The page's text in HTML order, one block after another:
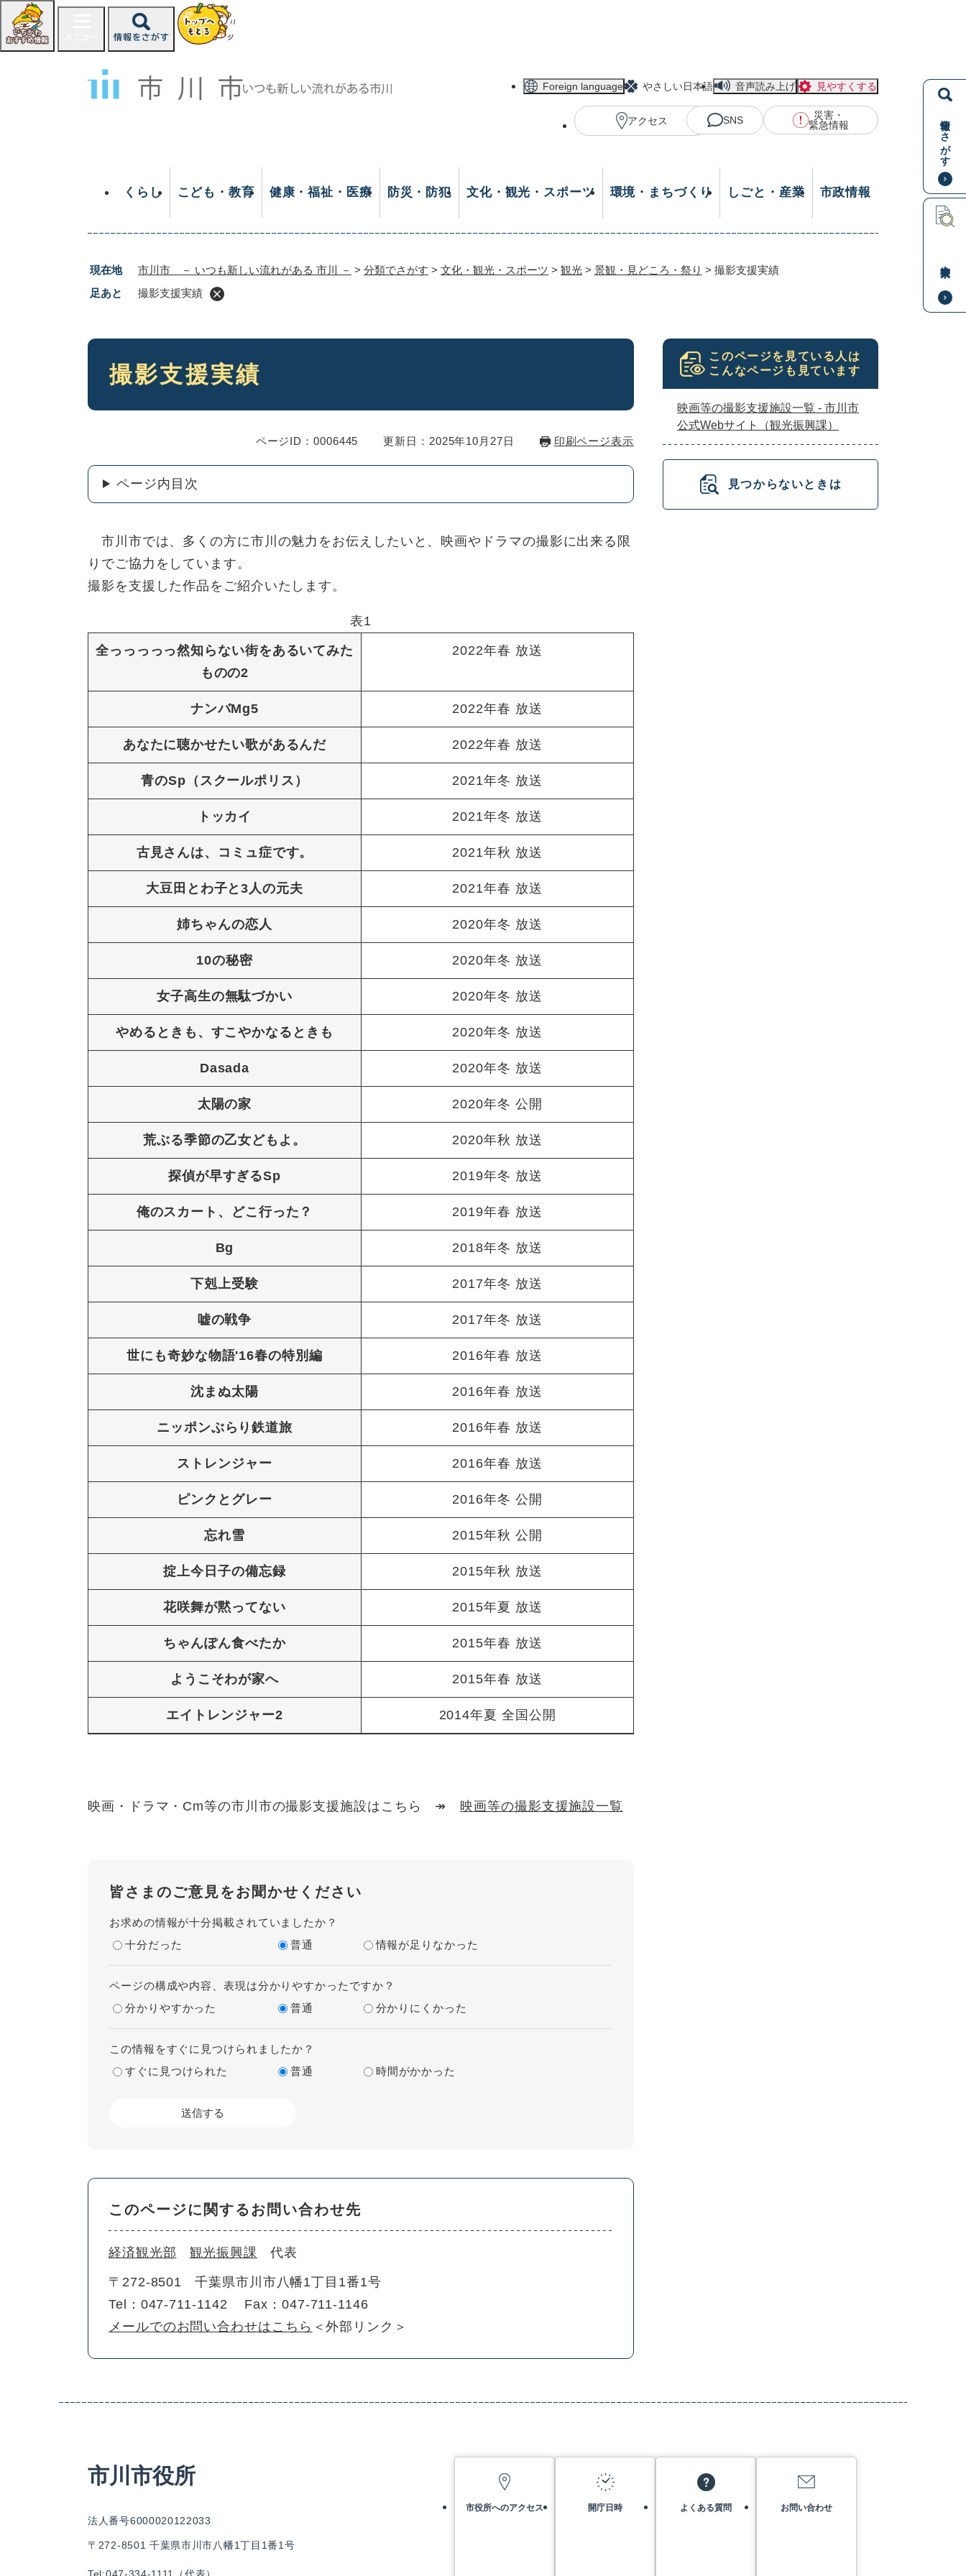
ジ
情報をさがす
Foreign language やさしい日本語 音声読み上げ 見やすくする
アクセス SNS
災害・
緊急情報
くらし こども・教育 健康・福祉・医療 防災・防犯 文化・観光・スポーツ 環境・まちづくり しごと・産業 市政情報
現在地 市川市 － いつも新しい流れがある 市川 － > 分類でさがす > 文化・観光・スポーツ > 観光 > 景観・見どころ・祭り > 撮影支援実績
足あと
撮影支援実績
本
撮影支援実績
ページID：0006445 更新日：2025年10月27日 印刷ページ表示
ページ内目次
市川市では、多くの方に市川の魅力をお伝えしたいと、映画やドラマの撮影に出来る限
りでご協力をしています。
撮影を支援した作品をご紹介いたします。
表1
全っっっっっ然知らない街をあるいてみた
ものの2
2022年春 放送
ナンバMg5 2022年春 放送
あなたに聴かせたい歌があるんだ 2022年春 放送
青のSp（スクールポリス） 2021年冬 放送
トッカイ 2021年冬 放送
古見さんは、コミュ症です。 2021年秋 放送
大豆田とわ子と3人の元夫 2021年春 放送
姉ちゃんの恋人 2020年冬 放送
10の秘密 2020年冬 放送
女子高生の無駄づかい 2020年冬 放送
やめるときも、すこやかなるときも 2020年冬 放送
Dasada 2020年冬 放送
太陽の家 2020年冬 公開
荒ぶる季節の乙女どもよ。 2020年秋 放送
探偵が早すぎるSp 2019年冬 放送
俺のスカート、どこ行った？ 2019年春 放送
Bg 2018年冬 放送
下剋上受験 2017年冬 放送
嘘の戦争 2017年冬 放送
世にも奇妙な物語'16春の特別編 2016年春 放送
沈まぬ太陽 2016年春 放送
ニッポンぶらり鉄道旅 2016年春 放送
ストレンジャー 2016年春 放送
ピンクとグレー 2016年冬 公開
忘れ雪 2015年秋 公開
掟上今日子の備忘録 2015年秋 放送
花咲舞が黙ってない 2015年夏 放送
ちゃんぽん食べたか 2015年春 放送
ようこそわが家へ 2015年春 放送
エイトレンジャー2 2014年夏 全国公開
映画・ドラマ・Cm等の市川市の撮影支援施設はこちら ↠ 映画等の撮影支援施設一覧
皆さまのご意見をお聞かせください
お求めの情報が十分掲載されていましたか？
十分だった
普通 情報が足りなかった
ページの構成や内容、表現は分かりやすかったですか？
分かりやすかった
普通 分かりにくかった
この情報をすぐに見つけられましたか？
すぐに見つけられた
普通 時間がかかった
このページに関するお問い合わせ先
経済観光部 観光振興課 代表
〒272-8501
千葉県市川市八幡1丁目1番1号
Tel：047-711-1142
Fax：047-711-1146
メールでのお問い合わせはこちら ＜外部リンク＞
このページを見ている人は
こんなページも見ています
映画等の撮影支援施設一覧 - 市川市
公式Webサイト（観光振興課）
見つからないときは
市川市役所
法人番号6000020122033
〒272-8501 千葉県市川市八幡1丁目1番1号
市役所へのアクセス 開庁日時 よくある質問 お問い合わせ